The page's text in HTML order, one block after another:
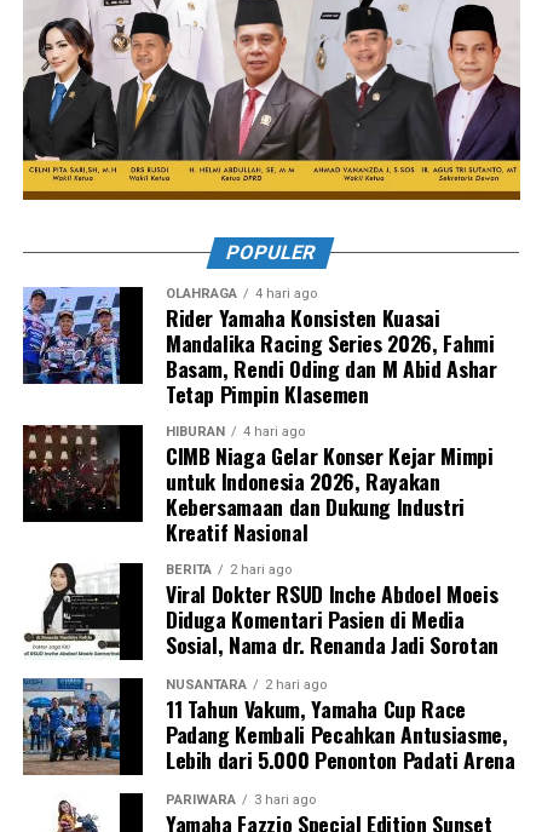
POPULER
OLAHRAGA 4 hari ago
Rider Yamaha Konsisten Kuasai
Mandalika Racing Series 2026, Fahmi
Basam, Rendi Oding dan M Abid Ashar
Tetap Pimpin Klasemen
HIBURAN 4 hari ago
CIMB Niaga Gelar Konser Kejar Mimpi
untuk Indonesia 2026, Rayakan
Kebersamaan dan Dukung Industri
Kreatif Nasional
BERITA 2 hari ago
Viral Dokter RSUD Inche Abdoel Moeis
Diduga Komentari Pasien di Media
Sosial, Nama dr. Renanda Jadi Sorotan
NUSANTARA 2 hari ago
11 Tahun Vakum, Yamaha Cup Race
Padang Kembali Pecahkan Antusiasme,
Lebih dari 5.000 Penonton Padati Arena
PARIWARA 3 hari ago
Yamaha Fazzio Special Edition Sunset